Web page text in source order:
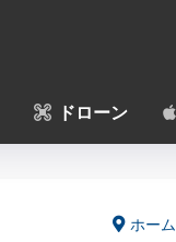
ドローン
ホーム